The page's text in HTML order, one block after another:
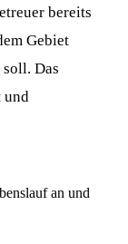
bereits
Gebiet
Das
und
an und